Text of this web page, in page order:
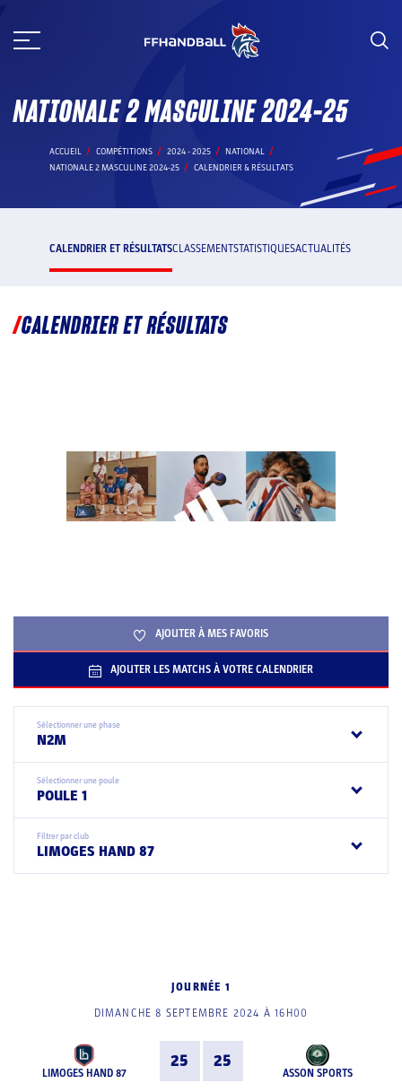
au
NATIONALE 2 MASCULINE 2024-25
ACCUEIL COMPÉTITIONS 2024 - 2025
NATIONAL
NATIONALE 2 MASCULINE 2024-25
CALENDRIER & RÉSULTATS
CALENDRIER ET RÉSULTATSCLASSEMENTSTATISTIQUESACTUALITÉS
CALENDRIER ET RÉSULTATS
AJOUTER À MES FAVORIS
AJOUTER LES MATCHS À VOTRE CALENDRIER
Sélectionner une phase
N2M
Sélectionner une poule
POULE 1
Filtrer par club
LIMOGES HAND 87
JOURNÉE 1
DIMANCHE 8 SEPTEMBRE 2024 À 16H00
LIMOGES HAND 87
25 25
ASSON SPORTS